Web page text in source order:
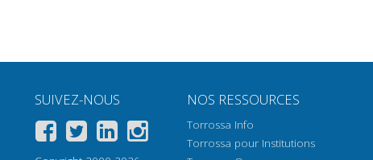
SUIVEZ-NOUS NOS RESSOURCES
Torrossa Info
Torrossa pour Institutions